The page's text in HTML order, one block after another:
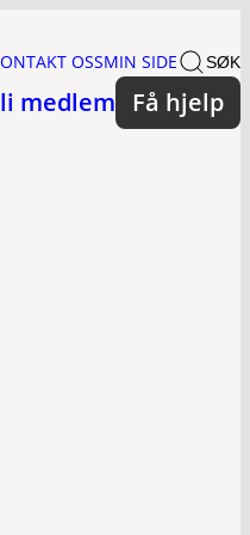
OSSMIN SIDE SØK
medlem Få hjelp